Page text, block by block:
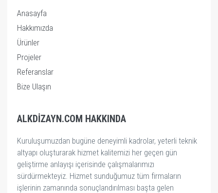
Anasayfa
Hakkımızda
Ürünler
Projeler
Referanslar
Bize Ulaşın
ALKDIZAYN.COM HAKKINDA
Kuruluşumuzdan bugüne deneyimli kadrolar, yeterli teknik
altyapı oluşturarak hizmet kalitemizi her geçen gün
geliştirme anlayışı içerisinde çalışmalarımızı
sürdürmekteyiz. Hizmet sunduğumuz tüm firmaların
işlerinin zamanında sonuçlandırılması başta gelen